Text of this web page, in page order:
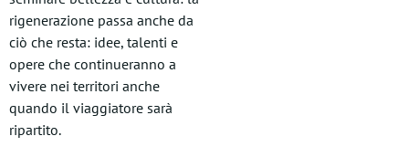
rigenerazione passa anche da
ciò che resta: idee, talenti e
opere che continueranno a
vivere nei territori anche
quando il viaggiatore sarà
ripartito.